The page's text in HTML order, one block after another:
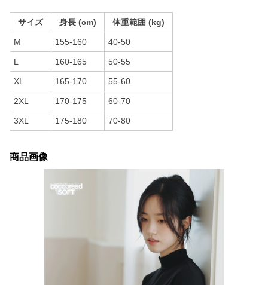
サイズ 身長 (cm) 体重範囲 (kg)
M 155-160 40-50
L 160-165 50-55
XL 165-170 55-60
2XL 170-175 60-70
3XL 175-180 70-80
商品画像